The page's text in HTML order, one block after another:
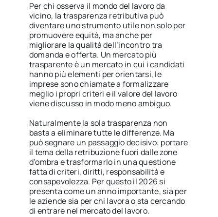
Per chi osserva il mondo del lavoro da
vicino, la trasparenza retributiva può
diventare uno strumento utile non solo per
promuovere equità, ma anche per
migliorare la qualità dell’incontro tra
domanda e offerta. Un mercato più
trasparente è un mercato in cui i candidati
hanno più elementi per orientarsi, le
imprese sono chiamate a formalizzare
meglio i propri criteri e il valore del lavoro
viene discusso in modo meno ambiguo.
Naturalmente la sola trasparenza non
basta a eliminare tutte le differenze. Ma
può segnare un passaggio decisivo: portare
il tema della retribuzione fuori dalle zone
d’ombra e trasformarlo in una questione
fatta di criteri, diritti, responsabilità e
consapevolezza. Per questo il 2026 si
presenta come un anno importante, sia per
le aziende sia per chi lavora o sta cercando
di entrare nel mercato del lavoro.